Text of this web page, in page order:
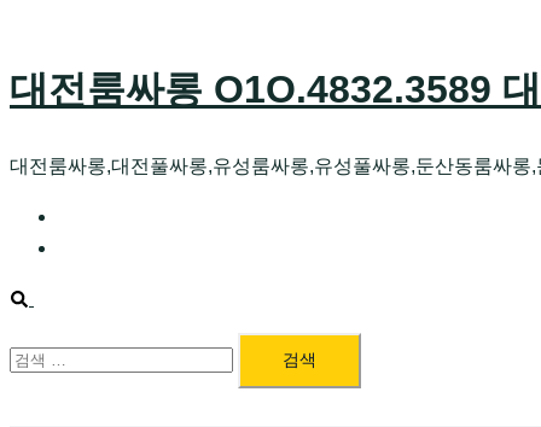
content
대전룸싸롱 O1O.4832.3589
대전룸싸롱,대전풀싸롱,유성룸싸롱,유성풀싸롱,둔산동룸싸롱
Search
검
색: